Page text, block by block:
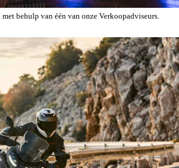
behulp van één van onze Verkoopadviseurs.